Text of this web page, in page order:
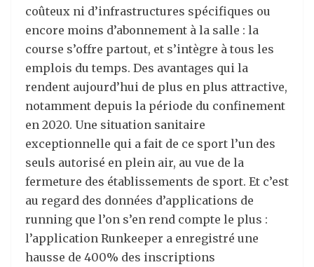
coûteux ni d’infrastructures spécifiques ou
encore moins d’abonnement à la salle : la
course s’offre partout, et s’intègre à tous les
emplois du temps. Des avantages qui la
rendent aujourd’hui de plus en plus attractive,
notamment depuis la période du confinement
en 2020. Une situation sanitaire
exceptionnelle qui a fait de ce sport l’un des
seuls autorisé en plein air, au vue de la
fermeture des établissements de sport. Et c’est
au regard des données d’applications de
running que l’on s’en rend compte le plus :
l’application Runkeeper a enregistré une
hausse de 400% des inscriptions